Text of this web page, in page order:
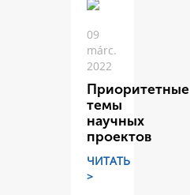
09
márc.
2022
Приоритетные
темы
научных
проектов
ЧИТАТЬ
>